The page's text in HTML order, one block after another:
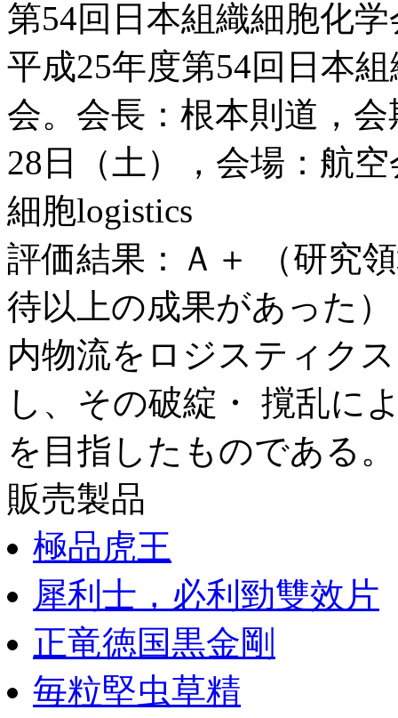
第54回日本組織細胞化
平成25年度第54回日本
会。会長：根本則道，
28日（土），会場：航
細胞logistics
評価結果：Ａ＋ （研究
待以上の成果があった
内物流をロジスティク
し、その破綻・ 撹乱に
を目指したものである
販売製品
極品虎王
犀利士，必利勁雙效片
正竜徳国黒金剛
毎粒堅虫草精